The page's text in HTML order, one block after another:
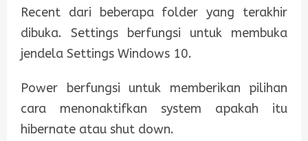
Recent dari beberapa folder yang terakhir
dibuka. Settings berfungsi untuk membuka
jendela Settings Windows 10.
Power berfungsi untuk memberikan pilihan
cara menonaktifkan system apakah itu
hibernate atau shut down.